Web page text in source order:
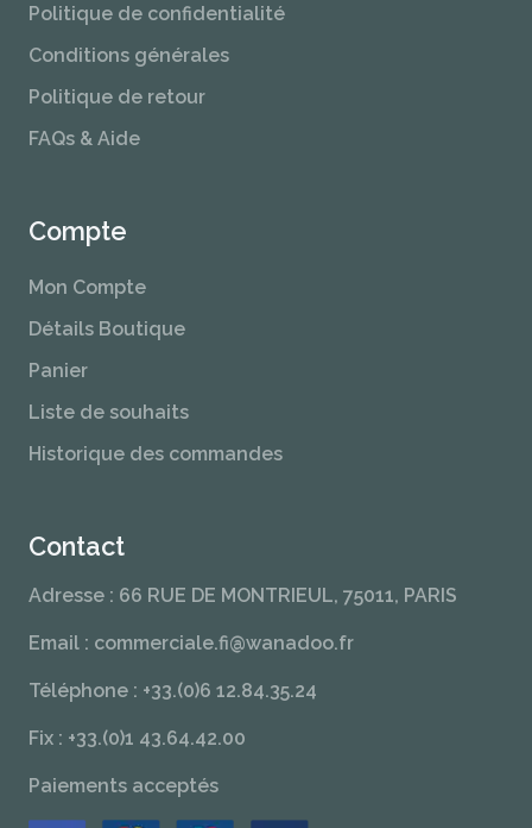
Politique de confidentialité
Conditions générales
Politique de retour
FAQs & Aide
Compte
Mon Compte
Détails Boutique
Panier
Liste de souhaits
Historique des commandes
Contact
Adresse : 66 RUE DE MONTRIEUL, 75011, PARIS
Email : commerciale.fi@wanadoo.fr
Téléphone : +33.(0)6 12.84.35.24
Fix : +33.(0)1 43.64.42.00
Paiements acceptés